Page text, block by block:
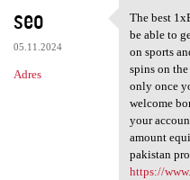
seo
05.11.2024
Adres
The best
The best
be able to
on sports
spins on
only once
welcome
your
amount
pakistan
https://